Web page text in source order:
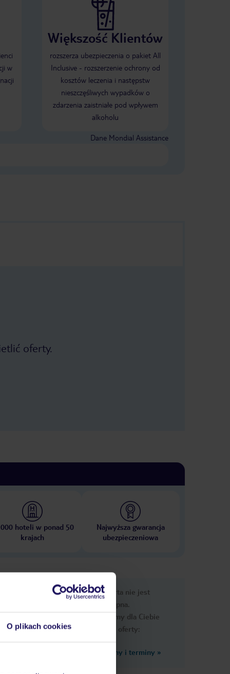
O plikach cookies
w
Większość Klientów
rozszerza ubezpieczenia o pakiet All
Inclusive - rozszerzenie ochrony od
kosztów leczenia i następstw
nieszczęśliwych wypadków o
zdarzenia zaistniałe pod wpływem
alkoholu
Dane Mondial Assistance
oferty.
hoteli w ponad 50
krajach
Najwyższa gwarancja
ubezpieczeniowa
Ups, ta oferta nie jest
dostępna.
Przygotowaliśmy dla Ciebie
podobne oferty:
Zobacz inne ceny i terminy »